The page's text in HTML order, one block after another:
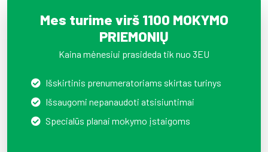
Mes turime virš 1100 MOKYMO
PRIEMONIŲ
Kaina mėnesiui prasideda tik nuo 3EU
Išskirtinis prenumeratoriams skirtas turinys
Išsaugomi nepanaudoti atsisiuntimai
Specialūs planai mokymo įstaigoms